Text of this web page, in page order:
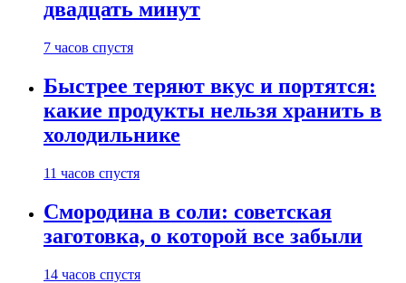
двадцать минут
7 часов спустя
Быстрее теряют вкус и портятся:
какие продукты нельзя хранить в
холодильнике
11 часов спустя
Смородина в соли: советская
заготовка, о которой все забыли
14 часов спустя